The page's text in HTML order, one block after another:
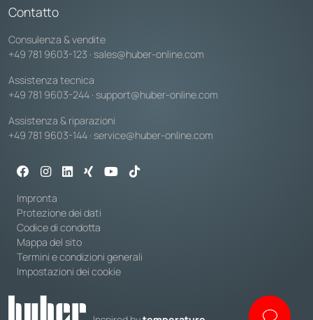
Contatto
Consulenza & vendite
+49 781 9603-123 · sales@huber-online.com
Assistenza tecnica
+49 781 9603-244 · support@huber-online.com
Assistenza & riparazioni
+49 781 9603-144 · service@huber-online.com
Impronta
Protezione dei dati
Codice di condotta
Mappa del sito
Termini e condizioni generali
Impostazioni dei cookie